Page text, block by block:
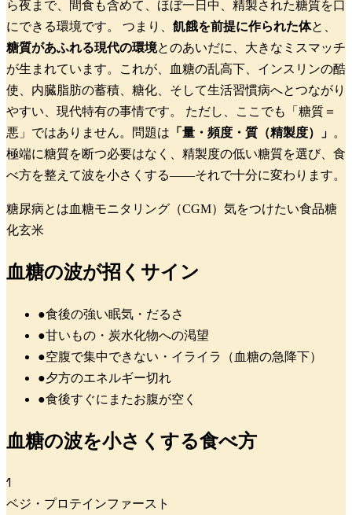
ら夜まで、間食も含めて、ほぼ一日中、精製された糖質を口
にできる環境です。
つまり、 飢餓を前提に作られた体と、
糖質があふれる現代の環境とのあいだに、大きなミスマッチ
が生まれています。これが、血糖の乱高下、インスリンの酷
使、内臓脂肪の蓄積、 糖化 、そして生活習慣病へとつながり
やすい、現代特有の事情です。
ただし、ここでも「糖質＝
悪」ではありません。問題は 「量・頻度・質（精製度）」 。
極端に糖質を断つ必要はなく、精製度の低い糖質を選び、食
べ方を整えて波を小さくする——それで十分に変わります。
糖尿病とは血糖モニタリング（CGM） 気をつけたい食品糖
化玄米
血糖の波が招くサイン
●食後の強い眠気・だるさ
●甘いもの・炭水化物への渇望
●空腹で集中できない・イライラ（血糖の急降下）
●夕方のエネルギー切れ
●食後すぐにまたお腹が空く
血糖の波を小さくする食べ方
1
ベジ・プロテインファースト